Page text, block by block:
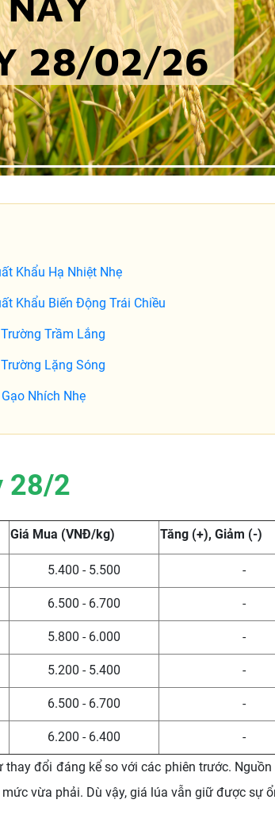
Khẩu Hạ Nhiệt Nhẹ
Khẩu Biến Động Trái Chiều
Trầm Lắng
Lặng Sóng
Nhích Nhẹ
28/2
Giá Mua (VNĐ/kg) Tăng (+), Giảm (-)
5.400 - 5.500 -
6.500 - 6.700 -
5.800 - 6.000 -
5.200 - 5.400 -
6.500 - 6.700 -
6.200 - 6.400 -
đổi đáng kể so với các phiên trước.
vừa phải. Dù vậy, giá lúa vẫn giữ được sự